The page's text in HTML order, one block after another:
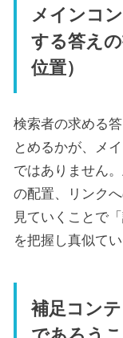
メインコ
する答え
位置）
検索者の求める
とめるかが、メ
ではありません
の配置、リンク
見ていくことで
を把握し真似てい
補足コン